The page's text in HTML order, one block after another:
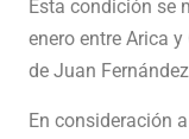
Esta condición se
enero entre Arica
de Juan
En consideración